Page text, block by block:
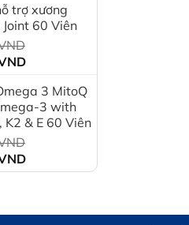
2,350,000 VND.
tại
là:
1,800,000 VND.
trợ xương
60 Viên
2,350,000 VND.
Giá
tại
là:
1,550,000 VND.
3 MitoQ
3 with
& E 60 Viên
là:
Giá
hiện